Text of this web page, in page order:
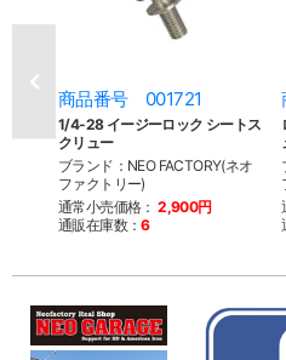
商品番号 001721
1/4-28 イージーロック シートス
クリュー
ブランド：NEO FACTORY(ネオ
ファクトリー)
通常小売価格： 2,900円
通販在庫数：6